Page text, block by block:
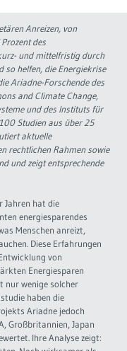
Anreizen, von
des
und mittelfristig durch
so helfen, die Energiekrise
Ariadne-Forschende des
and Climate Change,
und des Instituts für
Studien aus über 25
aktuelle
rechtlichen Rahmen sowie
und zeigt entsprechende
Jahren hat die
energiesparendes
Menschen anreizt,
Diese Erfahrungen
von
Energiesparen
nur wenige solcher
haben die
Ariadne jedoch
Großbritannien, Japan
Ihre Analyse zeigt: